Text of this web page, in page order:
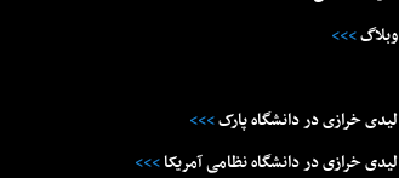
وبلاگ>>>
ليدى خرازى در دانشگاه پارک>>>
لیدی خرازی در دانشگاه نظامی آمریکا>>>